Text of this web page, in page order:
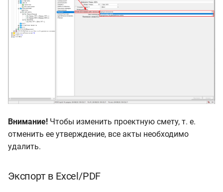
Внимание! Чтобы изменить проектную смету, т. е.
отменить ее утверждение, все акты необходимо
удалить.
Экспорт в Excel/PDF